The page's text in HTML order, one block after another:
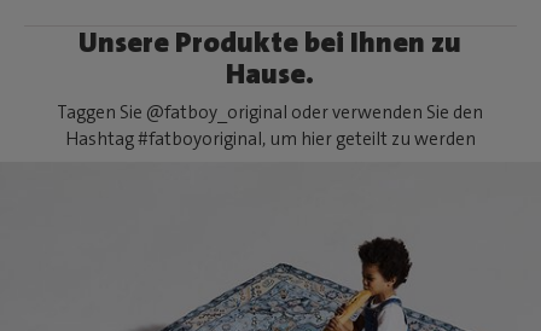
Unsere Produkte bei Ihnen zu
Hause.
Taggen Sie @fatboy_original oder verwenden Sie den
Hashtag #fatboyoriginal, um hier geteilt zu werden